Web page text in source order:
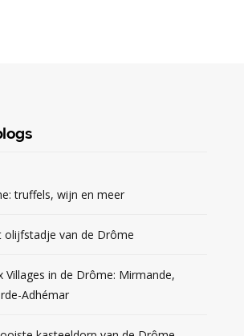
truffels, wijn en meer
olijfstadje van de Drôme
Villages in de Drôme: Mirmande,
Adhémar